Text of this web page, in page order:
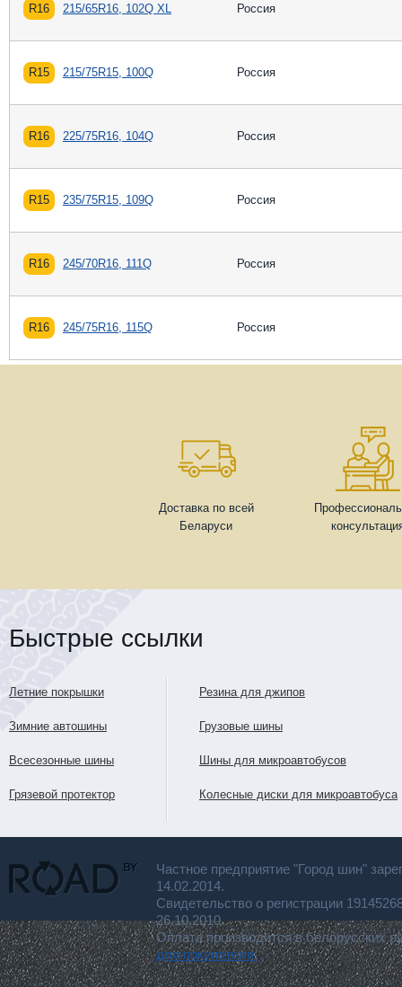
R16 215/65R16, 102Q XL Россия
R15 215/75R15, 100Q Россия
R16 225/75R16, 104Q Россия
R15 235/75R15, 109Q Россия
R16 245/70R16, 111Q Россия
R16 245/75R16, 115Q Россия
Доставка по всей
Беларуси
Быстрые ссылки
Летние покрышки
Зимние автошины
Всесезонные шины
Грязевой протектор
Резина для джипов
Грузовые шины
Шины для микроавтобусов
Колесные диски для микроавтобуса
Частное предприятие "Город шин"
14.02.2014.
Свидетельство о регистрации
26.10.2010.
Оплата производится в белорусских
для покупателя.